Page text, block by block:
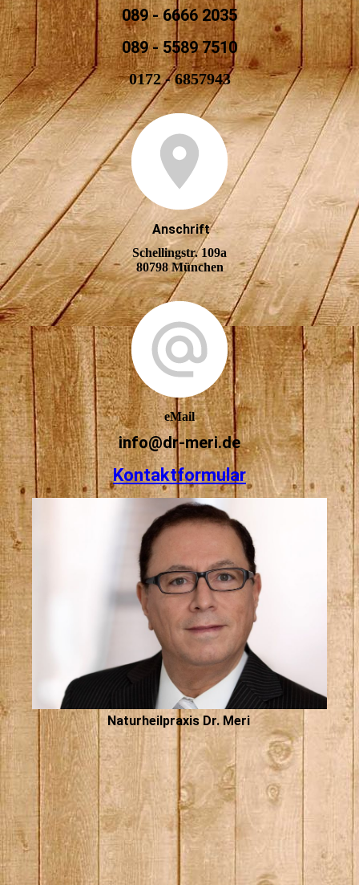
089 - 6666 2035
089 - 5589 7510
0172 - 6857943
Anschrift
Schellingstr. 109a
80798 München
eMail
info@dr-meri.de
Kontaktformular
Naturheilpraxis Dr. Meri